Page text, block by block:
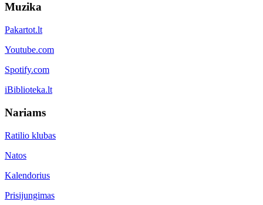
Muzika
Pakartot.lt
Youtube.com
Spotify.com
iBiblioteka.lt
Nariams
Ratilio klubas
Natos
Kalendorius
Prisijungimas